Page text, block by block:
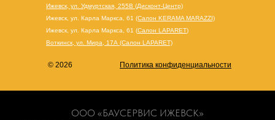
Ижевск, ул. Удмуртская, 255В (Дисконт-Центр)
Ижевск, ул. Карла Маркса, 61 (Салон KERAMA MARAZZI)
Ижевск, ул. Карла Маркса, 61 (Салон LAPARET)
Воткинск, ул. Мира, 17А (Салон LAPARET)
© 2026 Политика конфиденциальности
ООО «БАУСЕРВИС ИЖЕВСК»